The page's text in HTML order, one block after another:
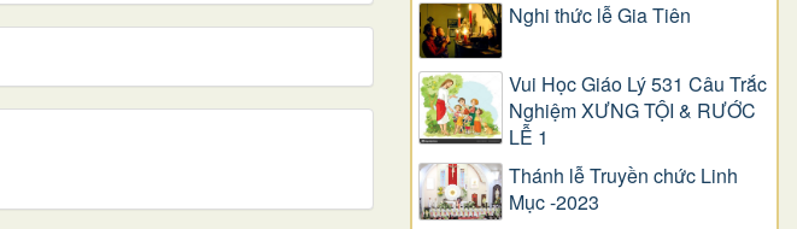
Nghi thức lễ Gia Tiên
Vui Học Giáo Lý 531 Câu Trắc
Nghiệm XƯNG TỘI & RƯỚC
LỄ 1
Thánh lễ Truyền chức Linh
Mục -2023